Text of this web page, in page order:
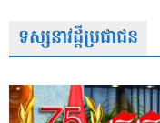
ទស្សនាវដ្តីប្រជាជន